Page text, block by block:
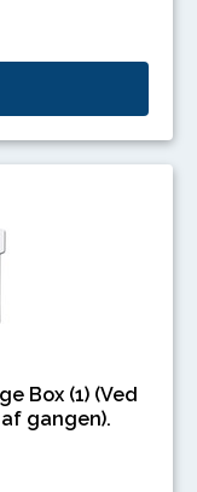
Box (1) (Ved
gangen).